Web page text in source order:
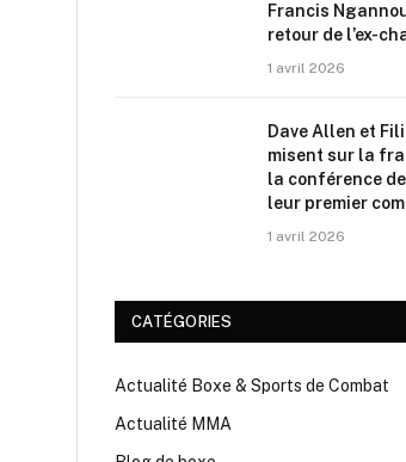
Francis
retour de l’ex-
1 avril 2026
Dave Allen et
misent sur la
la conférence
leur premier
1 avril 2026
CATÉGORIES
Actualité Boxe & Sports de Combat
Actualité MMA